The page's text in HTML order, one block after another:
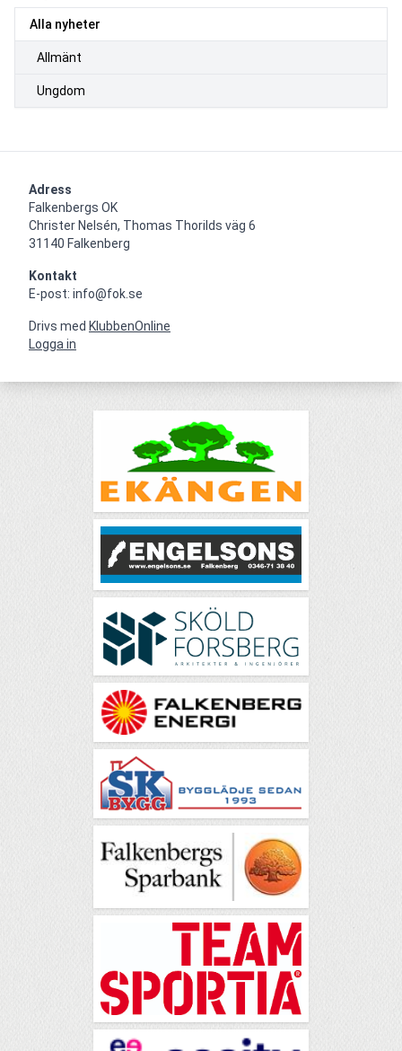
Alla nyheter
Allmänt
Ungdom
Adress
Falkenbergs OK
Christer Nelsén, Thomas Thorilds väg 6
31140 Falkenberg
Kontakt
E-post: info@fok.se
Drivs med KlubbenOnline
Logga in